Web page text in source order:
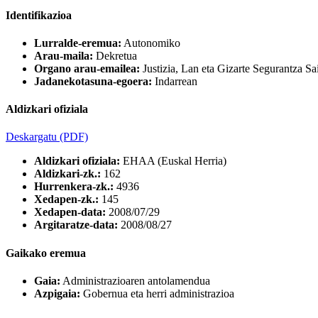
Identifikazioa
Lurralde-eremua: Autonomiko
Arau-maila: Dekretua
Organo arau-emailea: Justizia, Lan eta Gizarte Segurantza
Jadanekotasuna-egoera: Indarrean
Aldizkari ofiziala
Deskargatu (PDF)
Aldizkari ofiziala: EHAA (Euskal Herria)
Aldizkari-zk.: 162
Hurrenkera-zk.: 4936
Xedapen-zk.: 145
Xedapen-data: 2008/07/29
Argitaratze-data: 2008/08/27
Gaikako eremua
Gaia: Administrazioaren antolamendua
Azpigaia: Gobernua eta herri administrazioa